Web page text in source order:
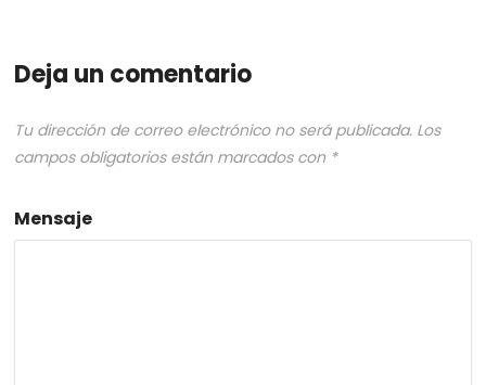
Deja un comentario
Tu dirección de correo electrónico no será publicada. Los
campos obligatorios están marcados con *
Mensaje